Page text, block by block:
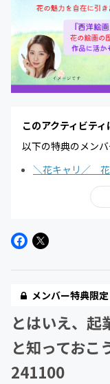
このアクティビティ
以下の特典のメン
＼花キャリ／ 花
メンバー特典限定
とはいえ、起
と知ってお
241100